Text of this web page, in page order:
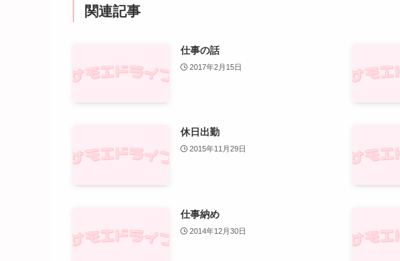
関連記事
仕事の話
2017年2月15日
休日出勤
2015年11月29日
仕事納め
2014年12月30日